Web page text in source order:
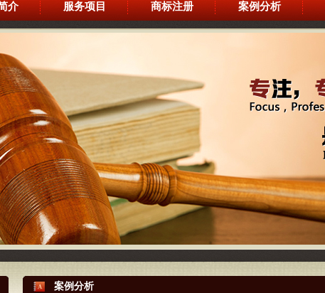
介 服务项目 商标注册 案例分析
案例分析